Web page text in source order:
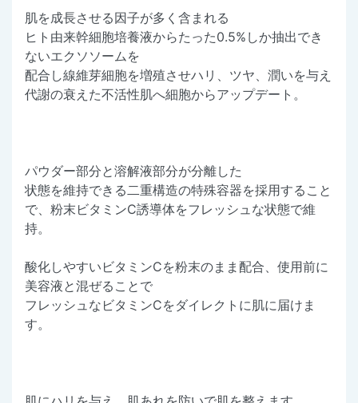
肌を成長させる因子が多く含まれる
ヒト由来幹細胞培養液からたった0.5%しか抽出でき
ないエクソソームを
配合し線維芽細胞を増殖させハリ、ツヤ、潤いを与え
代謝の衰えた不活性肌へ細胞からアップデート。
パウダー部分と溶解液部分が分離した
状態を維持できる二重構造の特殊容器を採用すること
で、粉末ビタミンC誘導体をフレッシュな状態で維
持。
酸化しやすいビタミンCを粉末のまま配合、使用前に
美容液と混ぜることで
フレッシュなビタミンCをダイレクトに肌に届けま
す。